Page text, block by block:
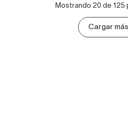
Mostrando 20 de
Cargar más